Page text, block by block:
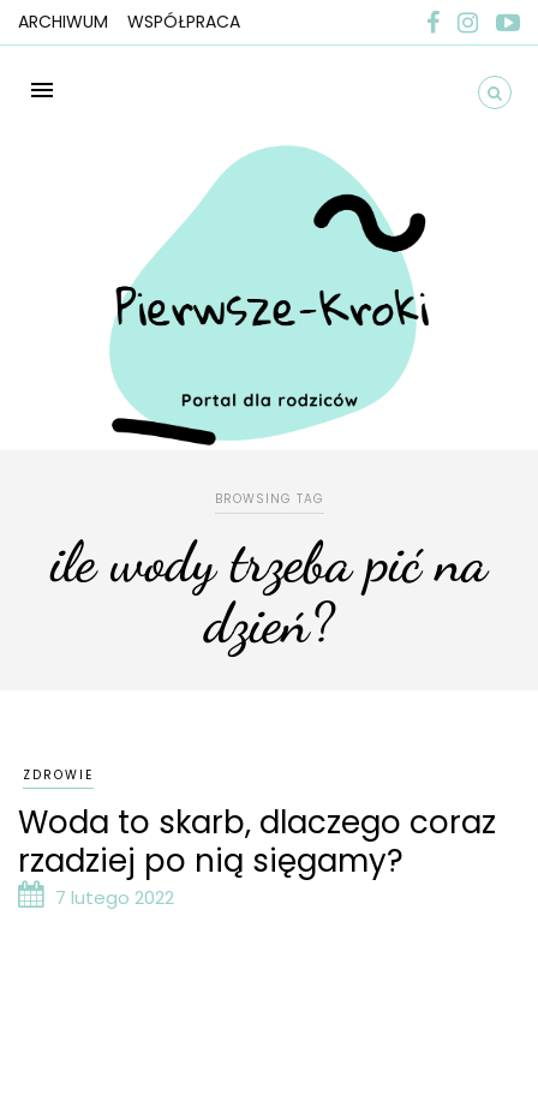
ARCHIWUM WSPÓŁPRACA
BROWSING TAG
ile wody trzeba pić na
dzień?
ZDROWIE
Woda to skarb, dlaczego coraz
rzadziej po nią sięgamy?
7 lutego 2022